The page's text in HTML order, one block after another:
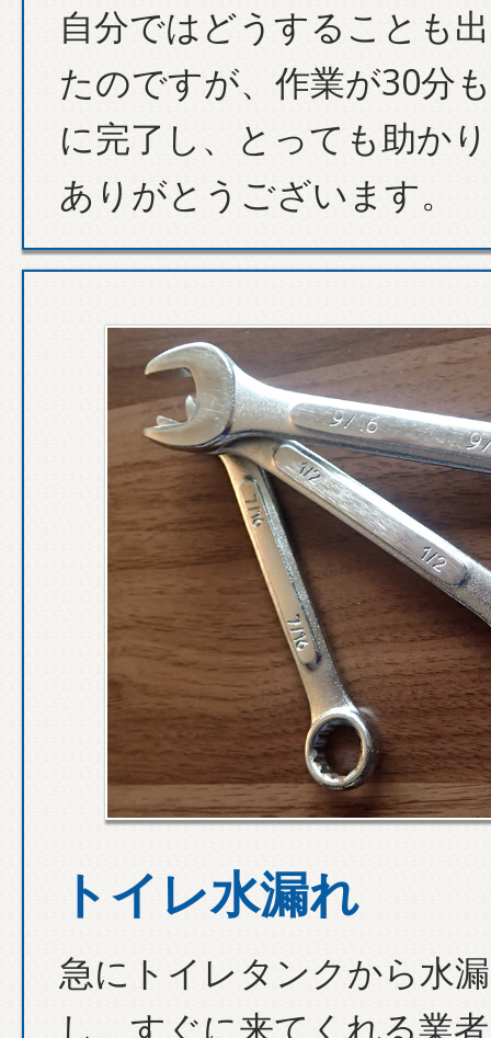
自分ではどうすることも
たのですが、作業が30分
に完了し、とっても助か
ありがとうございます。
トイレ水漏れ
急にトイレタンクから水
し、すぐに来てくれる業